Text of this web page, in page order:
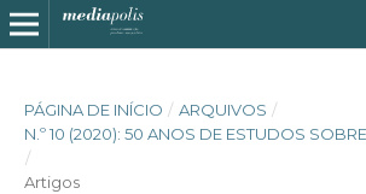
PÁGINA DE INÍCIO / ARQUIVOS /
N.º 10 (2020): 50 ANOS DE ESTUDOS
/
Artigos